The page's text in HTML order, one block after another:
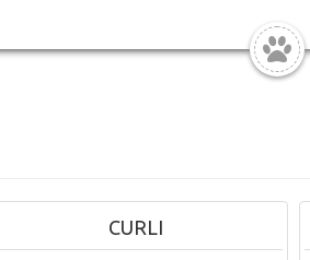
CURLI